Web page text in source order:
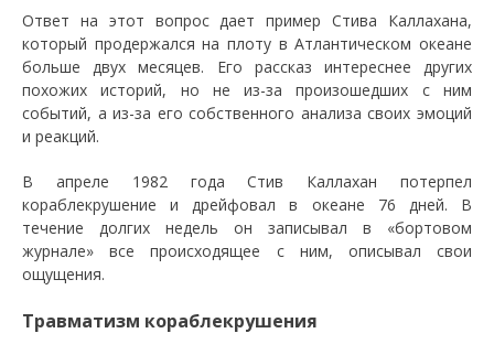
Ответ на этот вопрос дает пример Стива Каллахана,
который продержался на плоту в Атлантическом океане
больше двух месяцев. Его рассказ интереснее других
похожих историй, но не из-за произошедших с ним
событий, а из-за его собственного анализа своих эмоций
и реакций.
В апреле 1982 года Стив Каллахан потерпел
кораблекрушение и дрейфовал в океане 76 дней. В
течение долгих недель он записывал в «бортовом
журнале» все происходящее с ним, описывал свои
ощущения.
Травматизм кораблекрушения